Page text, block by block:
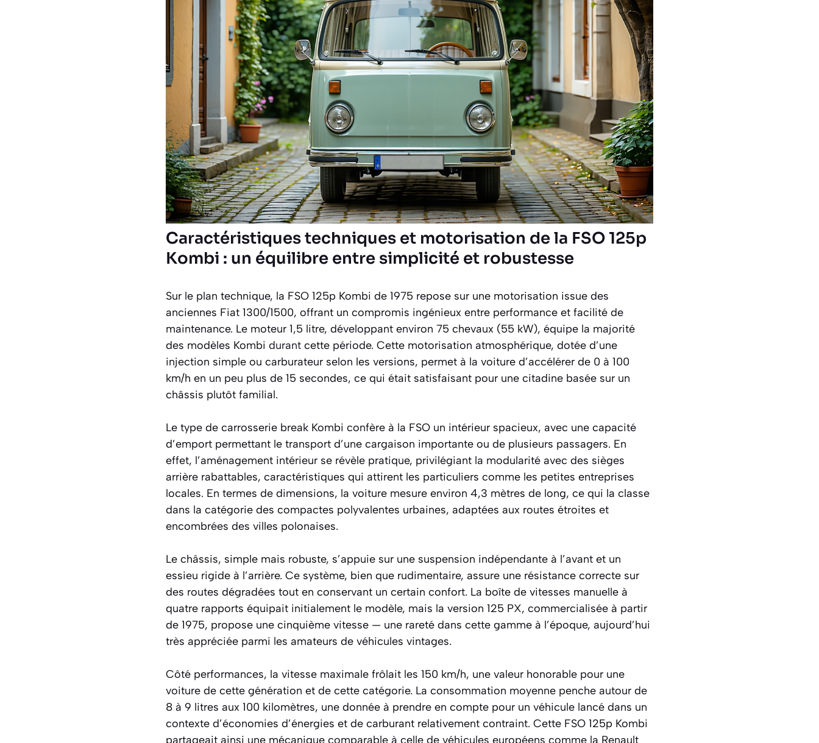
Caractéristiques techniques et motorisation de la FSO 125p
Kombi : un équilibre entre simplicité et robustesse
Sur le plan technique, la FSO 125p Kombi de 1975 repose sur une motorisation issue des
anciennes Fiat 1300/1500, offrant un compromis ingénieux entre performance et facilité de
maintenance. Le moteur 1,5 litre, développant environ 75 chevaux (55 kW), équipe la majorité
des modèles Kombi durant cette période. Cette motorisation atmosphérique, dotée d’une
injection simple ou carburateur selon les versions, permet à la voiture d’accélérer de 0 à 100
km/h en un peu plus de 15 secondes, ce qui était satisfaisant pour une citadine basée sur un
châssis plutôt familial.
Le type de carrosserie break Kombi confère à la FSO un intérieur spacieux, avec une capacité
d’emport permettant le transport d’une cargaison importante ou de plusieurs passagers. En
effet, l’aménagement intérieur se révèle pratique, privilégiant la modularité avec des sièges
arrière rabattables, caractéristiques qui attirent les particuliers comme les petites entreprises
locales. En termes de dimensions, la voiture mesure environ 4,3 mètres de long, ce qui la classe
dans la catégorie des compactes polyvalentes urbaines, adaptées aux routes étroites et
encombrées des villes polonaises.
Le châssis, simple mais robuste, s’appuie sur une suspension indépendante à l’avant et un
essieu rigide à l’arrière. Ce système, bien que rudimentaire, assure une résistance correcte sur
des routes dégradées tout en conservant un certain confort. La boîte de vitesses manuelle à
quatre rapports équipait initialement le modèle, mais la version 125 PX, commercialisée à partir
de 1975, propose une cinquième vitesse — une rareté dans cette gamme à l’époque, aujourd’hui
très appréciée parmi les amateurs de véhicules vintages.
Côté performances, la vitesse maximale frôlait les 150 km/h, une valeur honorable pour une
voiture de cette génération et de cette catégorie. La consommation moyenne penche autour de
8 à 9 litres aux 100 kilomètres, une donnée à prendre en compte pour un véhicule lancé dans un
contexte d’économies d’énergies et de carburant relativement contraint. Cette FSO 125p Kombi
partageait ainsi une mécanique comparable à celle de véhicules européens comme la Renault